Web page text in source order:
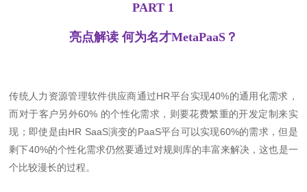
PART 1
亮点解读 何为名才MetaPaaS？
传统人力资源管理软件供应商通过HR平台实现40%的通用化需求，
而对于客户另外60% 的个性化需求，则要花费繁重的开发定制来实
现；即使是由HR SaaS演变的PaaS平台可以实现60%的需求，但是
剩下40%的个性化需求仍然要通过对规则库的丰富来解决，这也是一
个比较漫长的过程。